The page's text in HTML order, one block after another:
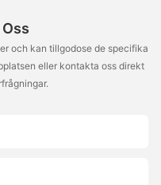
och kan tillgodose de specifika
eller kontakta oss direkt